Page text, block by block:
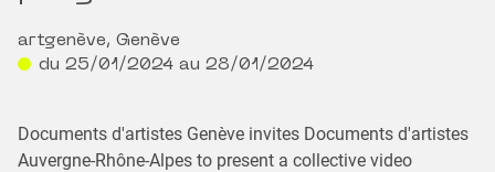
artgenève, Genève
du 25/01/2024 au 28/01/2024
Documents d'artistes Genève invites Documents d'artistes
Auvergne-Rhône-Alpes to present a collective video